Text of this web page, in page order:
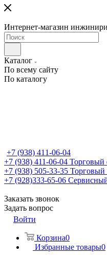
Интернет-магазин
Каталог
По всему сайту
По каталогу
+7 (938) 411-06-04
+7 (938) 411-06-04 Торговый
+7 (938) 505-33-35 Торговый
+7 (928)333-65-06
Заказать звонок
Задать вопрос
Войти
Корзина0
Избранные товары0